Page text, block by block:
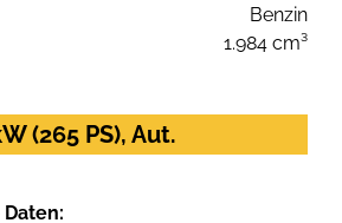
Benzin
1.984 cm³
(265 PS), Aut.